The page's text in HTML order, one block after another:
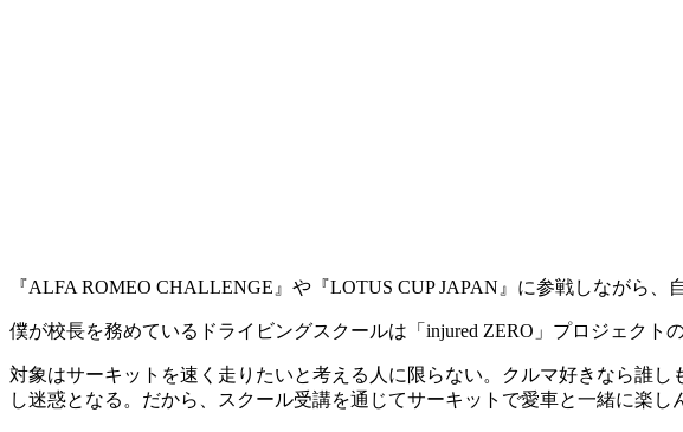
『ALFA ROMEO CHALLENGE』や『LOTUS CUP JAPAN』に参戦しながら
僕が校長を務めているドライビングスクールは「injured ZERO」プロジェク
対象はサーキットを速く走りたいと考える人に限らない。クルマ好きなら誰
し迷惑となる。だから、スクール受講を通じてサーキットで愛車と一緒に楽し